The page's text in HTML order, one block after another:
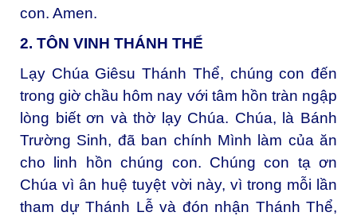
con. Amen.
2. TÔN VINH THÁNH THỂ
Lạy Chúa Giêsu Thánh Thể, chúng con đến
trong giờ chầu hôm nay với tâm hồn tràn ngập
lòng biết ơn và thờ lạy Chúa. Chúa, là Bánh
Trường Sinh, đã ban chính Mình làm của ăn
cho linh hồn chúng con. Chúng con tạ ơn
Chúa vì ân huệ tuyệt vời này, vì trong mỗi lần
tham dự Thánh Lễ và đón nhận Thánh Thể,